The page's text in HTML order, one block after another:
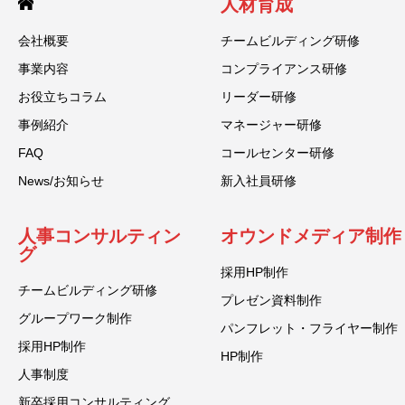
会社概要
事業内容
お役立ちコラム
事例紹介
FAQ
News/お知らせ
人材育成
チームビルディング研修
コンプライアンス研修
リーダー研修
マネージャー研修
コールセンター研修
新入社員研修
人事コンサルティン
グ
チームビルディング研修
グループワーク制作
採用HP制作
人事制度
新卒採用コンサルティング
オウンドメディア制作
採用HP制作
プレゼン資料制作
パンフレット・フライヤー制作
HP制作